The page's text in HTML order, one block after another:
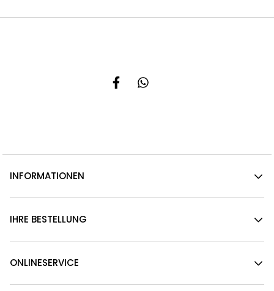
INFORMATIONEN
IHRE BESTELLUNG
ONLINESERVICE